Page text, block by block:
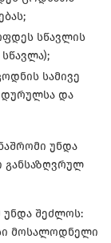
სწავლის
სამივე
და
უნდა
განსაზღვრულ
უნდა შეძლოს:
მოსალოდნელი